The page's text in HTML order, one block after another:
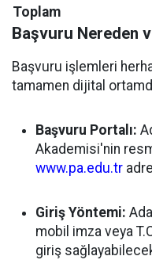
Toplam
Başvuru Nereden
Başvuru işlemleri
tamamen dijital
Başvuru Portalı:
Akademisi'nin
www.pa.edu.tr
Giriş Yöntemi:
mobil imza veya
giriş